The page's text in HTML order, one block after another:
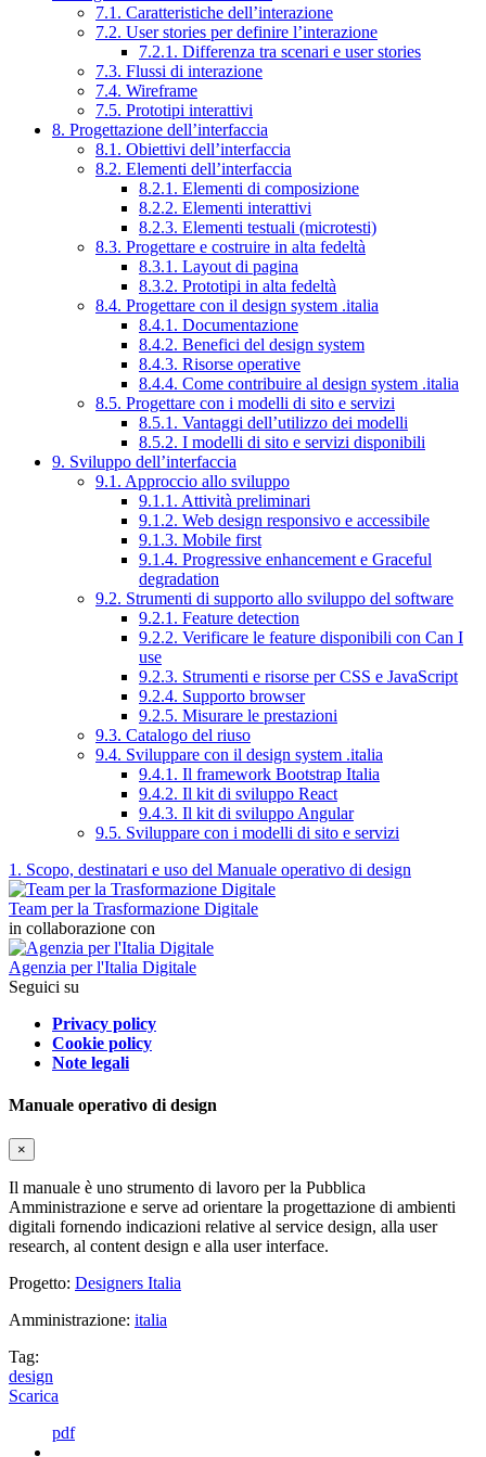
7.1. Caratteristiche dell’interazione
7.2. User stories per definire l’interazione
7.2.1. Differenza tra scenari e user stories
7.3. Flussi di interazione
7.4. Wireframe
7.5. Prototipi interattivi
8. Progettazione dell’interfaccia
8.1. Obiettivi dell’interfaccia
8.2. Elementi dell’interfaccia
8.2.1. Elementi di composizione
8.2.2. Elementi interattivi
8.2.3. Elementi testuali (microtesti)
8.3. Progettare e costruire in alta fedeltà
8.3.1. Layout di pagina
8.3.2. Prototipi in alta fedeltà
8.4. Progettare con il design system .italia
8.4.1. Documentazione
8.4.2. Benefici del design system
8.4.3. Risorse operative
8.4.4. Come contribuire al design system .italia
8.5. Progettare con i modelli di sito e servizi
8.5.1. Vantaggi dell’utilizzo dei modelli
8.5.2. I modelli di sito e servizi disponibili
9. Sviluppo dell’interfaccia
9.1. Approccio allo sviluppo
9.1.1. Attività preliminari
9.1.2. Web design responsivo e accessibile
9.1.3. Mobile first
9.1.4. Progressive enhancement e Graceful
degradation
9.2. Strumenti di supporto allo sviluppo del software
9.2.1. Feature detection
9.2.2. Verificare le feature disponibili con Can I
use
9.2.3. Strumenti e risorse per CSS e JavaScript
9.2.4. Supporto browser
9.2.5. Misurare le prestazioni
9.3. Catalogo del riuso
9.4. Sviluppare con il design system .italia
9.4.1. Il framework Bootstrap Italia
9.4.2. Il kit di sviluppo React
9.4.3. Il kit di sviluppo Angular
9.5. Sviluppare con i modelli di sito e servizi
1. Scopo, destinatari e uso del Manuale operativo di design
Team per la Trasformazione Digitale
in collaborazione con
Agenzia per l'Italia Digitale
Seguici su
Privacy policy
Cookie policy
Note legali
Manuale operativo di design
×
Il manuale è uno strumento di lavoro per la Pubblica
Amministrazione e serve ad orientare la progettazione di ambienti
digitali fornendo indicazioni relative al service design, alla user
research, al content design e alla user interface.
Progetto: Designers Italia
Amministrazione: italia
Tag:
design
Scarica
pdf